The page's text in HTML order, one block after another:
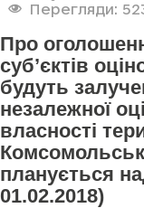
Перегляди:
Про
суб’єктів
будуть
незалежної
власності
планується
01.02.2018)